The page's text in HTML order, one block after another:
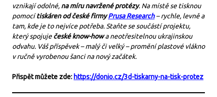
vznikají odolné, na míru navržené protézy. Na místě se tisknou
pomocítiskáren od české firmyPrusa Research– rychle, levně a
tam, kde je to nejvíce potřeba. Staňte se součástí projektu,
který spojuječeské know-howa neotřesitelnou ukrajinskou
odvahu. Váš příspěvek – malý či velký – promění plastové vlákno
v ručně vyrobenou šanci na nový začátek.
Přispět můžete zde: https://donio.cz/3d-tiskarny-na-tisk-protez